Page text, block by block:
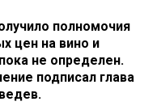
полномочия
цен на вино и
не определен.
подписал глава